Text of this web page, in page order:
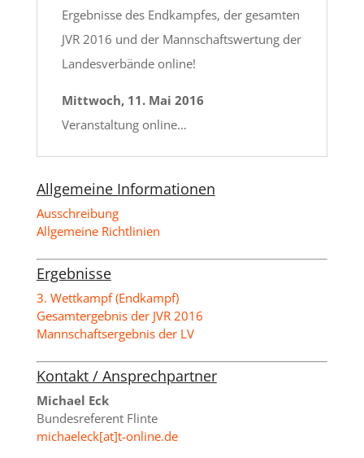
Ergebnisse des Endkampfes, der gesamten
JVR 2016 und der Mannschaftswertung der
Landesverbände online!
Mittwoch, 11. Mai 2016
Veranstaltung online…
Allgemeine Informationen
Ausschreibung
Allgemeine Richtlinien
Ergebnisse
3. Wettkampf (Endkampf)
Gesamtergebnis der JVR 2016
Mannschaftsergebnis der LV
Kontakt / Ansprechpartner
Michael Eck
Bundesreferent Flinte
michaeleck[at]t-online.de